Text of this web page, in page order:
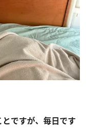
ですが、毎日です